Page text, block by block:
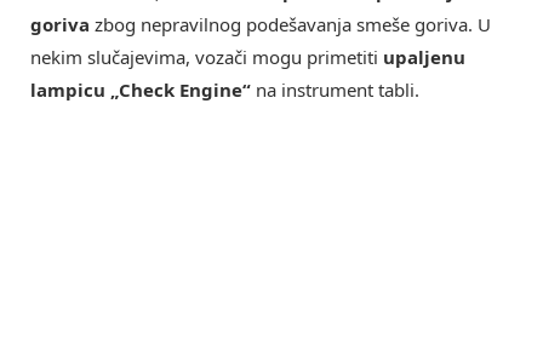
goriva zbog nepravilnog podešavanja smeše goriva. U
nekim slučajevima, vozači mogu primetiti upaljenu
lampicu „Check Engine“ na instrument tabli.